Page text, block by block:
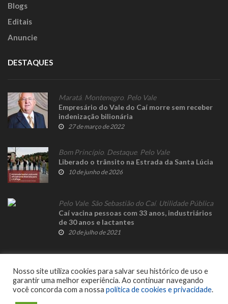
Blogs
Editais
Anuncie
DESTAQUES
Maratá, Montenegro Pelo Vale
Empresário do Vale do Caí morre sem receber
indenização bilionária
27 de março de 2022
Bom Princípio Destaque, Pelo Vale
Liberado o trânsito na Estrada da Santa Lúcia
10 de junho de 2026
Pelo Vale, São Sebastião do Caí, Utilidade Pública
Caí vacina pessoas com 33 anos, industriários
de 30 anos e lactantes
20 de julho de 2021
Nosso site utiliza cookies para salvar seu histórico de uso e
garantir uma melhor experiência. Ao continuar navegando
você concorda com a nossa política de cookies e privacidade.